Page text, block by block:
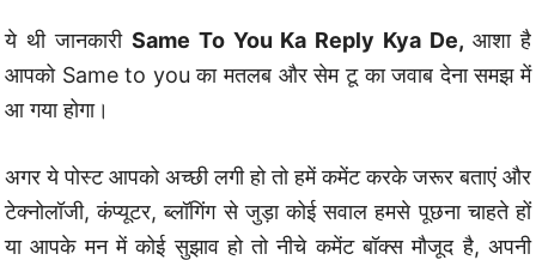
ये थी जानकारी Same To You Ka Reply Kya De,आशा है
आपको Same to you का मतलब और सेम टू का जवाब देना समझ में
आ गया होगा।
अगर ये पोस्ट आपको अच्छी लगी हो तो हमें कमेंट करके जरूर बताएं और
टेक्नोलॉजी, कंप्यूटर, ब्लॉगिंग से जुड़ा कोई सवाल हमसे पूछना चाहते हों
या आपके मन में कोई सुझाव हो तो नीचे कमेंट बॉक्स मौजूद है, अपनी